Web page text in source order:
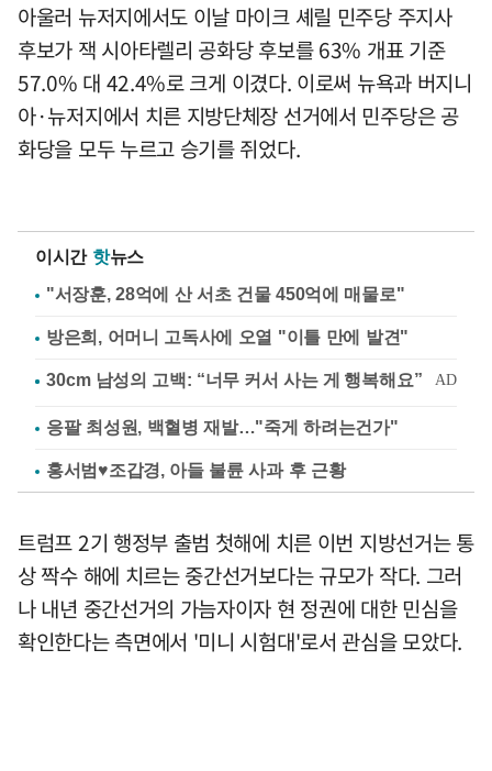
아울러 뉴저지에서도 이날 마이크 셰릴 민주당 주지사
후보가 잭 시아타렐리 공화당 후보를 63% 개표 기준
57.0% 대 42.4%로 크게 이겼다. 이로써 뉴욕과 버지니
아·뉴저지에서 치른 지방단체장 선거에서 민주당은 공
화당을 모두 누르고 승기를 쥐었다.
이시간 핫뉴스
"서장훈, 28억에 산 서초 건물 450억에 매물로"
방은희, 어머니 고독사에 오열 "이틀 만에 발견"
응팔 최성원, 백혈병 재발…"죽게 하려는건가"
홍서범♥조갑경, 아들 불륜 사과 후 근황
트럼프 2기 행정부 출범 첫해에 치른 이번 지방선거는 통
상 짝수 해에 치르는 중간선거보다는 규모가 작다. 그러
나 내년 중간선거의 가늠자이자 현 정권에 대한 민심을
확인한다는 측면에서 '미니 시험대'로서 관심을 모았다.